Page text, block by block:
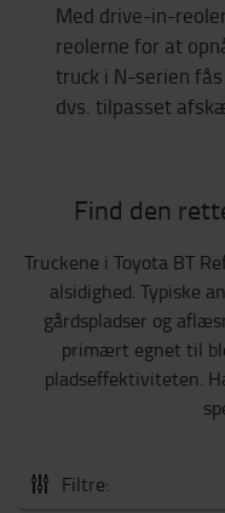
Med drive-in-
reolerne for at
truck i N-serien
dvs. tilpasset
Find den
Truckene i Toyota BT
alsidighed. Typiske
gårdspladser og
primært egnet til
pladseffektiviteten.
Filtre: